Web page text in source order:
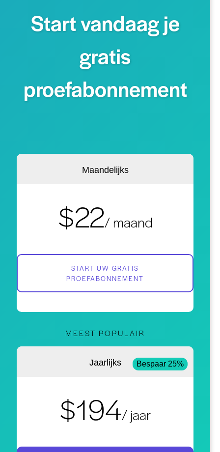
Start vandaag je
gratis
proefabonnement
Maandelijks
$22/ maand
START UW GRATIS
PROEFABONNEMENT
MEEST POPULAIR
Jaarlijks Bespaar 25%
$194/ jaar